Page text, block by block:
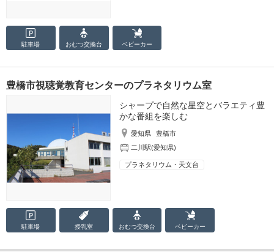
駐車場 おむつ交換台 ベビーカー
豊橋市視聴覚教育センターのプラネタリウム室
シャープで自然な星空とバラエティ豊
かな番組を楽しむ
愛知県
豊橋市
二川駅(愛知県)
プラネタリウム・天文台
駐車場 授乳室 おむつ交換台 ベビーカー